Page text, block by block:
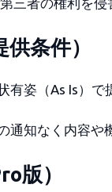
条件）
有姿（As Is）で
通知なく内容や
版）